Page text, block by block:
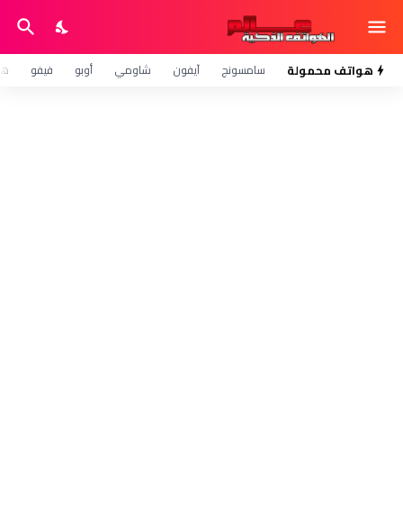
هواتف محمولة سامسونج آيفون شاومي أوبو فيفو